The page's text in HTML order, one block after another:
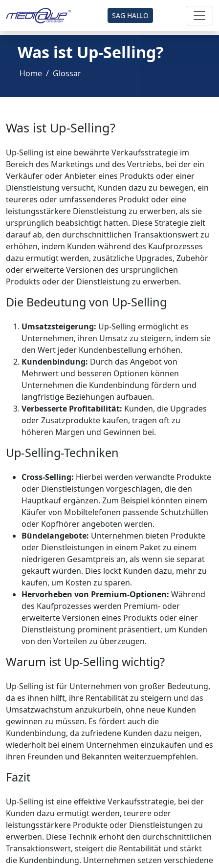
SAG HALLO
Was ist Up-Selling?
Home Glossar
Was ist Up-Selling?
Up-Selling ist eine bewährte Verkaufsstrategie im
Bereich des Marketings und des Vertriebs, bei der ein
Verkäufer oder Anbieter eines Produkts oder einer
Dienstleistung versucht, Kunden dazu zu bewegen, ein
teureres oder umfassenderes Produkt oder eine
leistungsstärkere Dienstleistung zu erwerben, als sie
ursprünglich beabsichtigt hatten. Diese Strategie zielt
darauf ab, den durchschnittlichen Transaktionswert zu
erhöhen, indem Kunden während des Kaufprozesses
dazu ermutigt werden, zusätzliche Upgrades, Zubehör
oder erweiterte Versionen des ursprünglichen
Produkts oder der Dienstleistung zu erwerben.
Die Bedeutung von Up-Selling
Umsatzsteigerung: Up-Selling ermöglicht es
Unternehmen, ihren Umsatz zu steigern, indem sie
den Wert jeder Kundenbestellung erhöhen.
Kundenbindung: Durch das Angebot von
Mehrwert und besseren Optionen können
Unternehmen die Kundenbindung fördern und
langfristige Beziehungen aufbauen.
Verbesserte Profitabilität: Kunden, die Upgrades
oder Zusatzprodukte kaufen, tragen oft zu
höheren Margen und Gewinnen bei.
Up-Selling-Techniken
Cross-Selling: Hierbei werden verwandte Produkte
oder Dienstleistungen vorgeschlagen, die den
Hauptkauf ergänzen. Zum Beispiel könnten einem
Käufer von Mobiltelefonen passende Schutzhüllen
oder Kopfhörer angeboten werden.
Bündelangebote: Unternehmen bieten Produkte
oder Dienstleistungen in einem Paket zu einem
niedrigeren Gesamtpreis an, als wenn sie separat
gekauft würden. Dies lockt Kunden dazu, mehr zu
kaufen, um Kosten zu sparen.
Hervorheben von Premium-Optionen: Während
des Kaufprozesses werden Premium- oder
erweiterte Versionen eines Produkts oder einer
Dienstleistung prominent präsentiert, um Kunden
von den Vorteilen zu überzeugen.
Warum ist Up-Selling wichtig?
Up-Selling ist für Unternehmen von großer Bedeutung,
da es ihnen hilft, ihre Rentabilität zu steigern und das
Umsatzwachstum anzukurbeln, ohne neue Kunden
gewinnen zu müssen. Es fördert auch die
Kundenbindung, da zufriedene Kunden dazu neigen,
wiederholt bei einem Unternehmen einzukaufen und es
ihren Freunden und Bekannten weiterzuempfehlen.
Fazit
Up-Selling ist eine effektive Verkaufsstrategie, bei der
Kunden dazu ermutigt werden, teurere oder
leistungsstärkere Produkte oder Dienstleistungen zu
erwerben. Diese Technik erhöht den durchschnittlichen
Transaktionswert, steigert die Rentabilität und stärkt
die Kundenbindung. Unternehmen setzen verschiedene